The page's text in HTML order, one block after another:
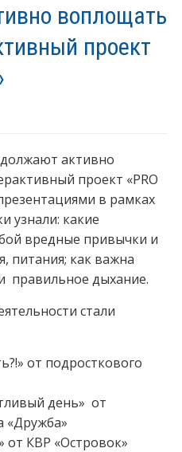
воплощать
проект
активно
проект «PRO
в рамках
узнали: какие
вредные привычки и
питания; как важна
правильное дыхание.
стали
от подросткового
день» от
«Дружба»
от КВР «Островок»